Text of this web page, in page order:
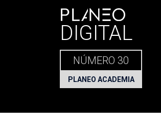
Portada» Planeo Hoy
PLANEO
DIGITAL
NÚMERO 30
PLANEO ACADEMIA